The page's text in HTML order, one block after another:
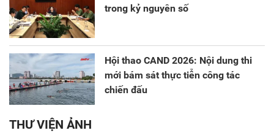
trong kỷ nguyên số
Hội thao CAND 2026: Nội dung thi
mới bám sát thực tiễn công tác
chiến đấu
THƯ VIỆN ẢNH